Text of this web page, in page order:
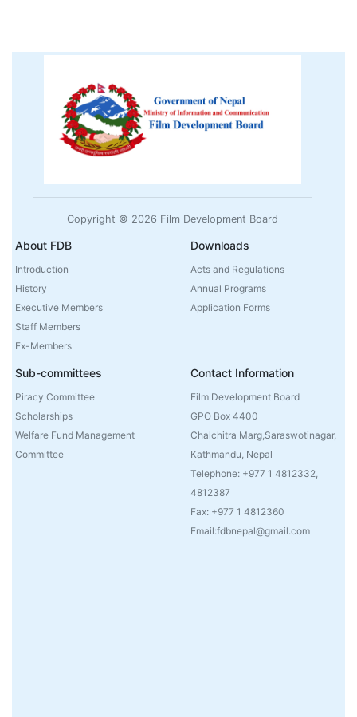
Copyright © 2026 Film Development Board
About FDB
Introduction
History
Executive Members
Staff Members
Ex-Members
Downloads
Acts and Regulations
Annual Programs
Application Forms
Sub-committees
Piracy Committee
Scholarships
Welfare Fund Management
Committee
Contact Information
Film Development Board
GPO Box 4400
Chalchitra Marg,Saraswotinagar,
Kathmandu, Nepal
Telephone: +977 1 4812332,
4812387
Fax: +977 1 4812360
Email:fdbnepal@gmail.com